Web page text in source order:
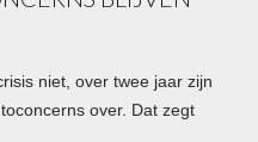
niet, over twee jaar zijn
over. Dat zegt